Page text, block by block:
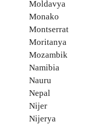
Moldavya
Monako
Montserrat
Moritanya
Mozambik
Namibia
Nauru
Nepal
Nijer
Nijerya